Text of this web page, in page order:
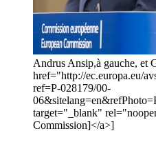
Andrus Ansip,à gauche, et
href="http://ec.europa.eu/
ref=P-028179/00-
target="_blank"
Commission]</a>]